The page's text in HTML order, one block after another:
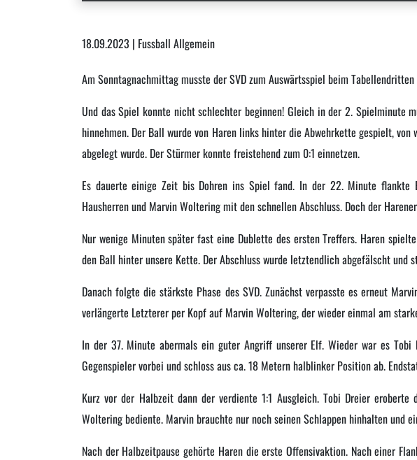
18.09.2023 | Fussball Allgemein
Am Sonntagnachmittag musste der SVD zum Auswärtsspiel beim
Und das Spiel konnte nicht schlechter beginnen! Gleich in der 2. Spielminute
hinnehmen. Der Ball wurde von Haren links hinter die Abwehrkette gespielt,
abgelegt wurde. Der Stürmer konnte freistehend zum 0:1 einnetzen.
Es dauerte einige Zeit bis Dohren ins Spiel fand. In der 22. Minute flankte
Hausherren und Marvin Woltering mit den schnellen Abschluss. Doch der
Nur wenige Minuten später fast eine Dublette des ersten Treffers. Haren
den Ball hinter unsere Kette. Der Abschluss wurde letztendlich abgefälscht und
Danach folgte die stärkste Phase des SVD. Zunächst verpasste es erneut
verlängerte Letzterer per Kopf auf Marvin Woltering, der wieder einmal am
In der 37. Minute abermals ein guter Angriff unserer Elf. Wieder war es
Gegenspieler vorbei und schloss aus ca. 18 Metern halblinker Position ab.
Kurz vor der Halbzeit dann der verdiente 1:1 Ausgleich. Tobi Dreier
Woltering bediente. Marvin brauchte nur noch seinen Schlappen hinhalten und
Nach der Halbzeitpause gehörte Haren die erste Offensivaktion. Nach einer